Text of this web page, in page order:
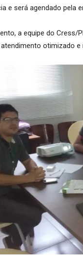
e será agendado pela
a equipe do Cress/
otimizado e